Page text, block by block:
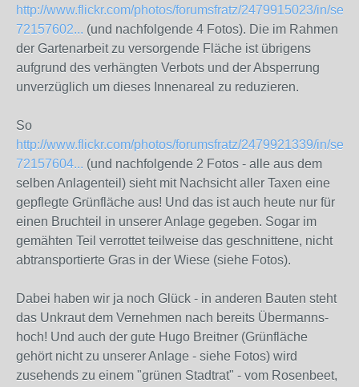
http://www.flickr.com/photos/forumsfratz/2479915023/in/set-
72157602... (und nachfolgende 4 Fotos). Die im Rahmen
der Gartenarbeit zu versorgende Fläche ist übrigens
aufgrund des verhängten Verbots und der Absperrung
unverzüglich um dieses Innenareal zu reduzieren.
So
http://www.flickr.com/photos/forumsfratz/2479921339/in/set-
72157604... (und nachfolgende 2 Fotos - alle aus dem
selben Anlagenteil) sieht mit Nachsicht aller Taxen eine
gepflegte Grünfläche aus! Und das ist auch heute nur für
einen Bruchteil in unserer Anlage gegeben. Sogar im
gemähten Teil verrottet teilweise das geschnittene, nicht
abtransportierte Gras in der Wiese (siehe Fotos).
Dabei haben wir ja noch Glück - in anderen Bauten steht
das Unkraut dem Vernehmen nach bereits Übermanns-
hoch! Und auch der gute Hugo Breitner (Grünfläche
gehört nicht zu unserer Anlage - siehe Fotos) wird
zusehends zu einem "grünen Stadtrat" - vom Rosenbeet,